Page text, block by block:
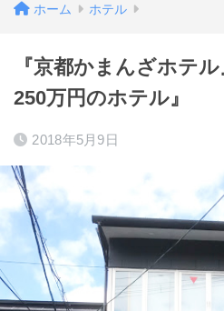
ホーム ホテル
『京都かまんざホテ
250万円のホテル』
2018年5月9日